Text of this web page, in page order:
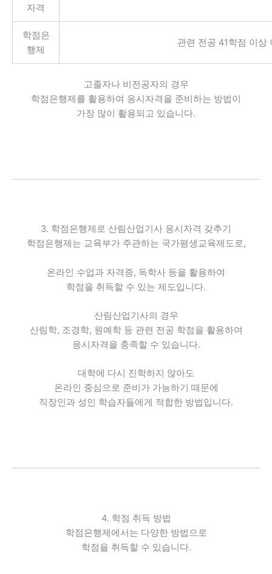
자격
학점은
행제
관련 전공 41학점 이상
고졸자나 비전공자의 경우
학점은행제를 활용하여 응시자격을 준비하는 방법이
가장 많이 활용되고 있습니다.
3. 학점은행제로 산림산업기사 응시자격 갖추기
학점은행제는 교육부가 주관하는 국가평생교육제도로,
온라인 수업과 자격증, 독학사 등을 활용하여
학점을 취득할 수 있는 제도입니다.
산림산업기사의 경우
산림학, 조경학, 원예학 등 관련 전공 학점을 활용하여
응시자격을 충족할 수 있습니다.
대학에 다시 진학하지 않아도
온라인 중심으로 준비가 가능하기 때문에
직장인과 성인 학습자들에게 적합한 방법입니다.
4. 학점 취득 방법
학점은행제에서는 다양한 방법으로
학점을 취득할 수 있습니다.